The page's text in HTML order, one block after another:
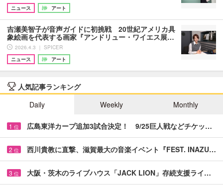
ニュース
アート
吉瀬美智子が音声ガイドに初挑戦 20世紀アメリカ具
象絵画を代表する画家『アンドリュー・ワイエス展…
2026.4.3 ｜ SPICER
ニュース
アート
人気記事ランキング
Daily
Weekly Monthly
1 位 広島東洋カープ追加3試合決定！ 9/25巨人戦などチケッ…
2 位 西川貴教に直撃、滋賀最大の音楽イベント『FEST. INAZU…
3 位 大阪・茨木のライブハウス「JACK LION」存続支援ライ…